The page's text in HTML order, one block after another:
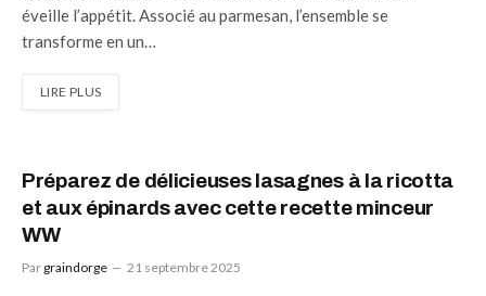
éveille l’appétit. Associé au parmesan, l’ensemble se
transforme en un…
LIRE PLUS
Préparez de délicieuses lasagnes à la ricotta
et aux épinards avec cette recette minceur
WW
Par graindorge 21 septembre 2025